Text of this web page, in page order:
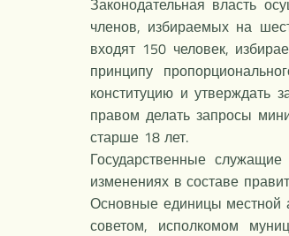
Законодательная власть
членов, избираемых на
входят 150 человек,
принципу
конституцию и утверждать
правом делать запросы
старше 18 лет.
Государственные
изменениях в составе
Основные единицы местной
советом, исполкомом